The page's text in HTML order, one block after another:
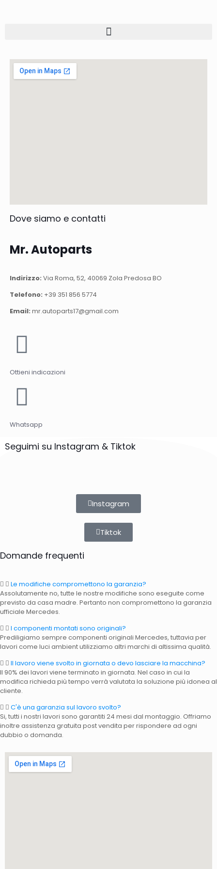
Dove siamo e contatti
Mr. Autoparts
Indirizzo: Via Roma, 52, 40069 Zola Predosa BO
Telefono: +39 351 856 5774
Email: mr.autoparts17@gmail.com
Ottieni indicazioni
Whatsapp
Seguimi su Instagram & Tiktok
Instagram
Tiktok
Domande frequenti
Le modifiche compromettono la garanzia?
Assolutamente no, tutte le nostre modifiche sono eseguite come
previsto da casa madre. Pertanto non compromettono la garanzia
ufficiale Mercedes.
I componenti montati sono originali?
Prediligiamo sempre componenti originali Mercedes, tuttavia per
lavori come luci ambient utilizziamo altri marchi di altissima qualità.
Il lavoro viene svolto in giornata o devo lasciare la macchina?
Il 90% dei lavori viene terminato in giornata. Nel caso in cui la
modifica richieda più tempo verrà valutata la soluzione più idonea al
cliente.
C'è una garanzia sul lavoro svolto?
Si, tutti i nostri lavori sono garantiti 24 mesi dal montaggio. Offriamo
inoltre assistenza gratuita post vendita per rispondere ad ogni
dubbio o domanda.